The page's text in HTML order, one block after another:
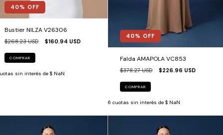
40% OFF
Bustier NILZA V26306
$268.23 USD $160.94 USD
COMPRAR
sin interés de $ NaN
40% OFF
Falda AMAPOLA VC853
$378.27 USD $226.96 USD
COMPRAR
6 cuotas sin interés de $ NaN